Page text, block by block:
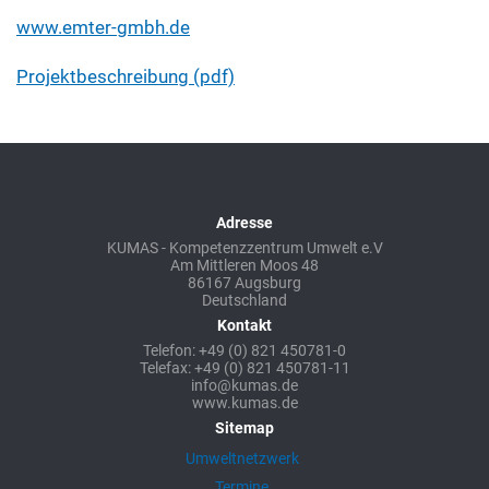
www.emter-gmbh.de
Projektbeschreibung (pdf)
Adresse
KUMAS - Kompetenzzentrum Umwelt e.V
Am Mittleren Moos 48
86167 Augsburg
Deutschland
Kontakt
Telefon: +49 (0) 821 450781-0
Telefax: +49 (0) 821 450781-11
info@kumas.de
www.kumas.de
Sitemap
Umweltnetzwerk